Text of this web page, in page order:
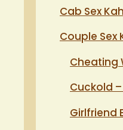
Cab Sex
Couple Sex
Cheating
Cuckold
Girlfriend